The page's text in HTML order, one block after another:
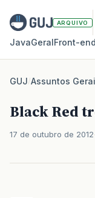
ARQUIVO
JavaGeralFront‑end
GUJ/Assuntos
Black Red
17 de outubro de 2012